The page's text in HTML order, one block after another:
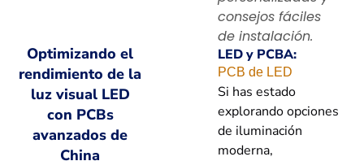
Optimizando el
rendimiento de la
luz visual LED
con PCBs
avanzados de
China
consejos fáciles
de instalación.
LED y PCBA:
PCB de LED
Si has estado
explorando opciones
de iluminación
moderna,